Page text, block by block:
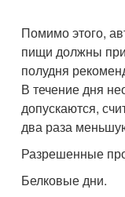
Помимо этого,
пищи должны
полудня
В течение дня
допускаются,
два раза
Разрешенные
Белковые дни.